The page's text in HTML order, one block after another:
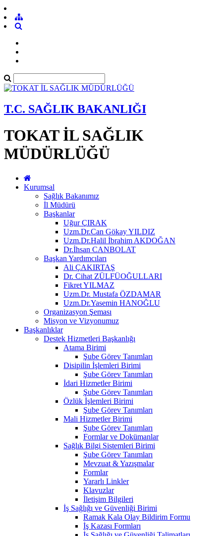
T.C. SAĞLIK BAKANLIĞI
TOKAT İL SAĞLIK
MÜDÜRLÜĞÜ
Kurumsal
Sağlık Bakanımız
İl Müdürü
Başkanlar
Uğur ÇIRAK
Uzm.Dr.Can Gökay YILDIZ
Uzm.Dr.Halil İbrahim AKDOĞAN
Dr.İhsan CANBOLAT
Başkan Yardımcıları
Ali ÇAKIRTAŞ
Dr. Cihat ZÜLFÜOĞULLARI
Fikret YILMAZ
Uzm.Dr. Mustafa ÖZDAMAR
Uzm.Dr.Yasemin HANOĞLU
Organizasyon Şeması
Misyon ve Vizyonumuz
Başkanlıklar
Destek Hizmetleri Başkanlığı
Atama Birimi
Şube Görev Tanımları
Disipilin İşlemleri Birimi
Şube Görev Tanımları
İdari Hizmetler Birimi
Şube Görev Tanımları
Özlük İşlemleri Birimi
Şube Görev Tanımları
Mali Hizmetler Birimi
Şube Görev Tanımları
Formlar ve Dokümanlar
Sağlık Bilgi Sistemleri Birimi
Şube Görev Tanımları
Mevzuat & Yazışmalar
Formlar
Yararlı Linkler
Klavuzlar
İletişim Bilgileri
İş Sağlığı ve Güvenliği Birimi
Ramak Kala Olay Bildirim Formu
İş Kazası Formları